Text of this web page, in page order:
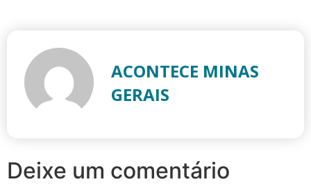
ACONTECE MINAS
GERAIS
Deixe um comentário